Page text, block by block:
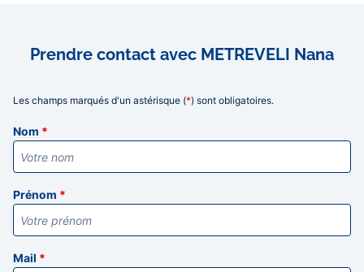
Prendre contact avec METREVELI Nana
Les champs marqués d'un astérisque (*) sont obligatoires.
Nom *
Prénom *
Mail *